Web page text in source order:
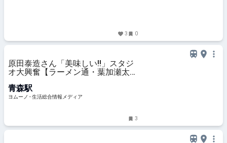
3 0
原田泰造さん「美味しい!!」スタジ
オ大興奮【ラーメン通・葉加瀬太郎
絶対食べる」煮干し系中華そばレポ
| ヨムーノ
青森駅
ヨムーノ - 生活総合情報メディア
3